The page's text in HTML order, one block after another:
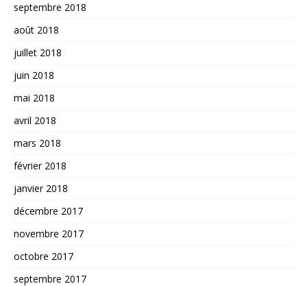
septembre 2018
août 2018
juillet 2018
juin 2018
mai 2018
avril 2018
mars 2018
février 2018
janvier 2018
décembre 2017
novembre 2017
octobre 2017
septembre 2017